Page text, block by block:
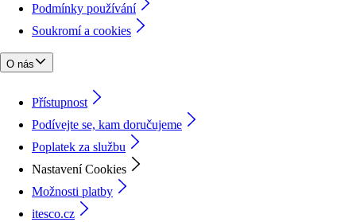
Podmínky používání
Soukromí a cookies
O nás
Přístupnost
Podívejte se, kam doručujeme
Poplatek za službu
Nastavení Cookies
Možnosti platby
itesco.cz